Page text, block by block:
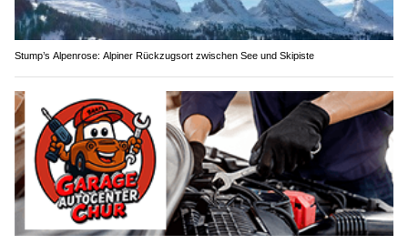
Stump’s Alpenrose: Alpiner Rückzugsort zwischen See und Skipiste